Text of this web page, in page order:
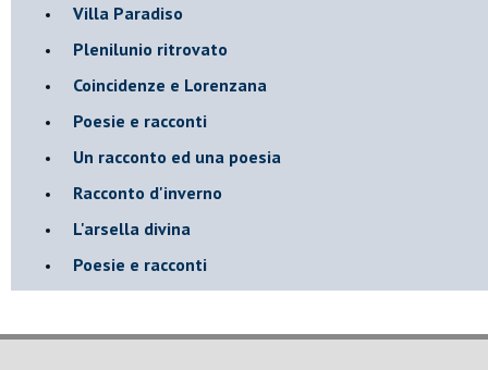
Villa Paradiso
Plenilunio ritrovato
Coincidenze e Lorenzana
Poesie e racconti
Un racconto ed una poesia
Racconto d'inverno
​L'arsella divina
Poesie e racconti